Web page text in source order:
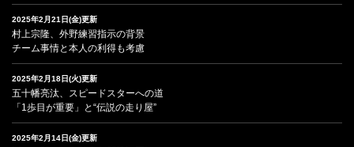
2025年2月21日(金)更新
村上宗隆、外野練習指示の背景
チーム事情と本人の利得も考慮
2025年2月18日(火)更新
五十幡亮汰、スピードスターへの道
「1歩目が重要」と“伝説の走り屋”
2025年2月14日(金)更新